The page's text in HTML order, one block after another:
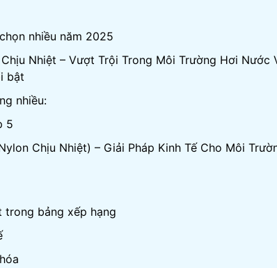
nhiều năm 2025
Chịu Nhiệt – Vượt Trội Trong Môi Trường Hơi Nước
bật
nhiều:
5
Chịu Nhiệt) – Giải Pháp Kinh Tế Cho Môi
trong bảng xếp hạng